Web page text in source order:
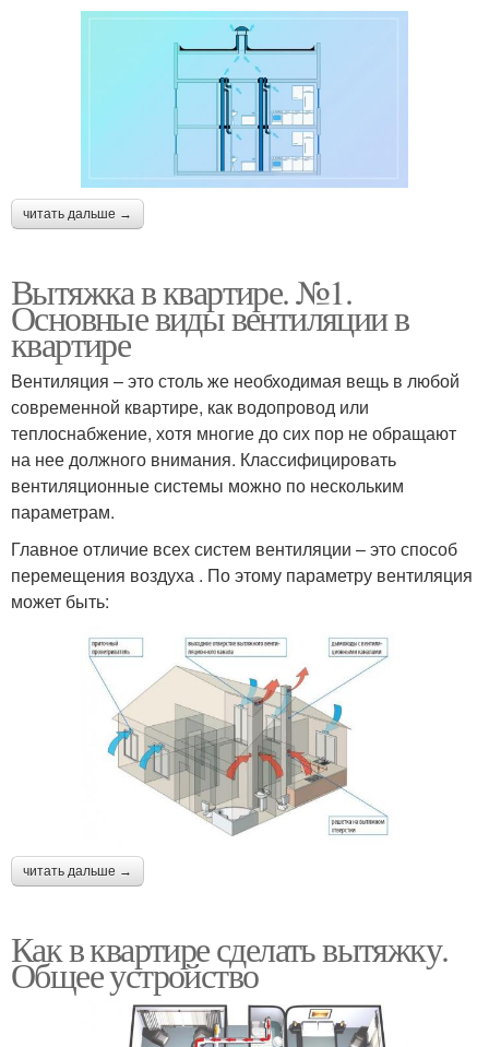
читать дальше →
Вытяжка в квартире. №1.
Основные виды вентиляции в
квартире
Вентиляция – это столь же необходимая вещь в любой
современной квартире, как водопровод или
теплоснабжение, хотя многие до сих пор не обращают
на нее должного внимания. Классифицировать
вентиляционные системы можно по нескольким
параметрам.
Главное отличие всех систем вентиляции – это способ
перемещения воздуха . По этому параметру вентиляция
может быть:
читать дальше →
Как в квартире сделать вытяжку.
Общее устройство